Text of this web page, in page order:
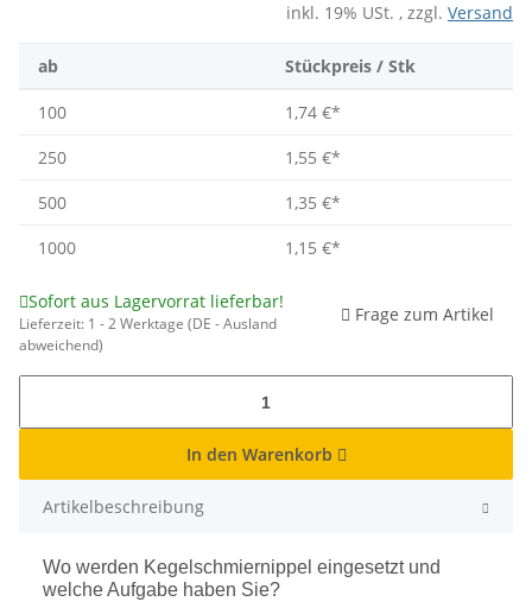
inkl. 19% USt. , zzgl. Versand
ab Stückpreis / Stk
100 1,74 €*
250
1,55 €*
500
1,35 €*
1000
1,15 €*
Sofort aus Lagervorrat lieferbar!
Lieferzeit: 1 - 2 Werktage (DE - Ausland
abweichend)
Frage zum Artikel
In den Warenkorb
Artikelbeschreibung
Wo werden Kegelschmiernippel eingesetzt und
welche Aufgabe haben Sie?